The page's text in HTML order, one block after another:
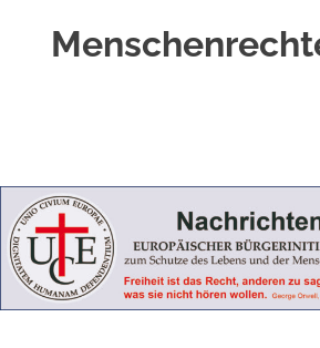
Geborene
wie
für
Ungeborene